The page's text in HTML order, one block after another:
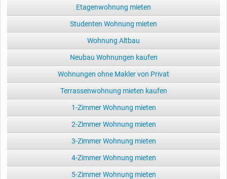
Etagenwohnung mieten
Studenten Wohnung mieten
Wohnung Altbau
Neubau Wohnungen kaufen
Wohnungen ohne Makler von Privat
Terrassenwohnung mieten kaufen
1-Zimmer Wohnung mieten
2-Zimmer Wohnung mieten
3-Zimmer Wohnung mieten
4-Zimmer Wohnung mieten
5-Zimmer Wohnung mieten